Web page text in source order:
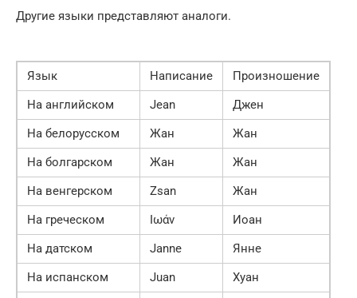
Другие языки представляют аналоги.
Язык Написание
Произношение
На английском
Jean
Джен
На белорусском
Жан
Жан
На болгарском
Жан
Жан
На венгерском
Zsan
Жан
На греческом
Ιωάν
Иоан
На датском
Janne
Янне
На испанском
Juan
Хуан